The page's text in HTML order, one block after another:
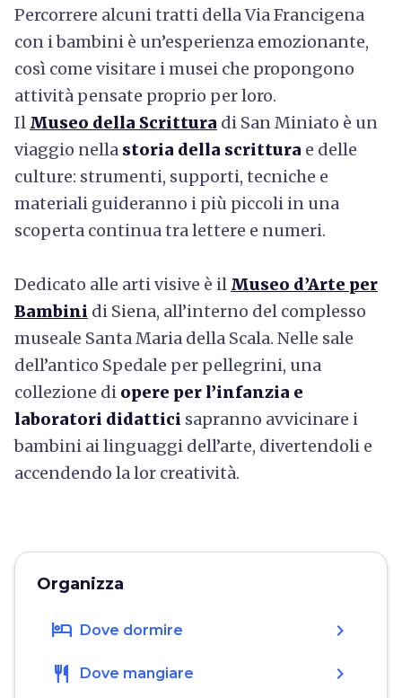
Percorrere alcuni tratti della Via Francigena
con i bambini è un’esperienza emozionante,
così come visitare i musei che propongono
attività pensate proprio per loro.
Il Museo della Scrittura di San Miniato è un
viaggio nella storia della scrittura e delle
culture: strumenti, supporti, tecniche e
materiali guideranno i più piccoli in una
scoperta continua tra lettere e numeri.
Dedicato alle arti visive è il Museo d’Arte per
Bambini di Siena, all’interno del complesso
museale Santa Maria della Scala. Nelle sale
dell’antico Spedale per pellegrini, una
collezione di opere per l’infanzia e
laboratori didattici sapranno avvicinare i
bambini ai linguaggi dell’arte, divertendoli e
accendendo la lor creatività.
Organizza
hotel Dove dormire chevron_right
restaurant Dove mangiare chevron_right